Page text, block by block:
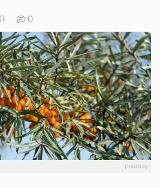
0
pixabay